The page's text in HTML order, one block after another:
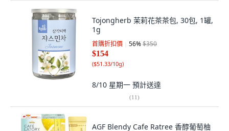
Tojongherb 茉莉花茶茶包, 30包, 1罐,
1g
首購折扣價 56%$350
$154
($51.33/10g)
8/10 星期一 預計送達
(11)
AGF Blendy Cafe Ratree 香醇葡萄柚